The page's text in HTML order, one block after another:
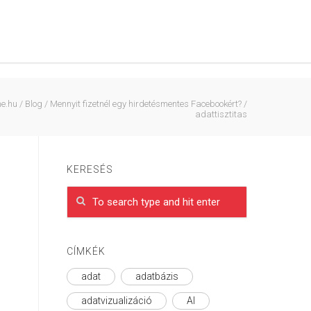
/ Blog / Mennyit fizetnél egy hirdetésmentes Facebookért? /
adattisztitas
KERESÉS
CÍMKÉK
adat adatbázis
adatvizualizáció AI